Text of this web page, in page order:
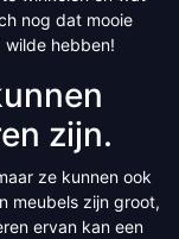
nog dat mooie
hebben!
zijn.
ze kunnen ook
meubels zijn groot,
ervan kan een